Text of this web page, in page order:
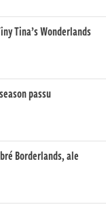
Tina’s Wonderlands
passu
Borderlands, ale